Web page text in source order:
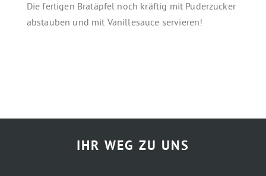
Die fertigen Bratäpfel noch kräftig mit Puderzucker
abstauben und mit Vanillesauce servieren!
IHR WEG ZU UNS